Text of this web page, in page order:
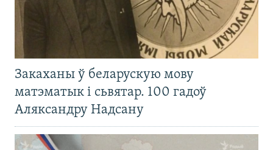
Закаханы ў беларускую мову
матэматык і сьвятар. 100 гадоў
Аляксандру Надсану